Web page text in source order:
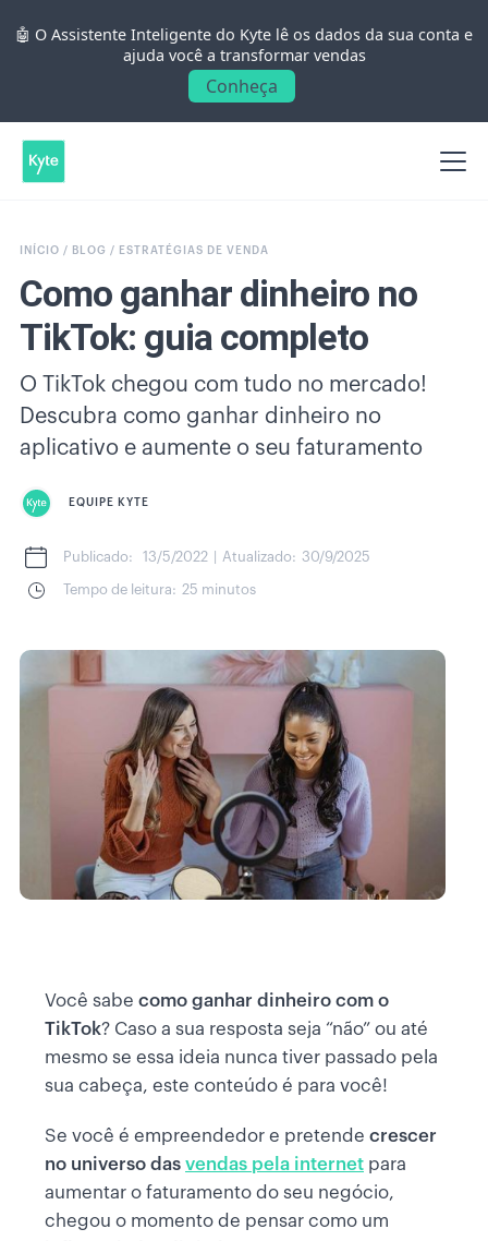
🤖 O Assistente Inteligente do Kyte lê os dados da sua conta e
ajuda você a transformar vendas
Conheça
INÍCIO / BLOG / ESTRATÉGIAS DE VENDA
Como ganhar dinheiro no
TikTok: guia completo
O TikTok chegou com tudo no mercado!
Descubra como ganhar dinheiro no
aplicativo e aumente o seu faturamento
EQUIPE KYTE
Publicado: 13/5/2022 Atualizado: 30/9/2025
Tempo de leitura: 25 minutos
Você sabe como ganhar dinheiro com o
TikTok? Caso a sua resposta seja “não” ou até
mesmo se essa ideia nunca tiver passado pela
sua cabeça, este conteúdo é para você!
Se você é empreendedor e pretende crescer
no universo das vendas pela internet para
aumentar o faturamento do seu negócio,
chegou o momento de pensar como um